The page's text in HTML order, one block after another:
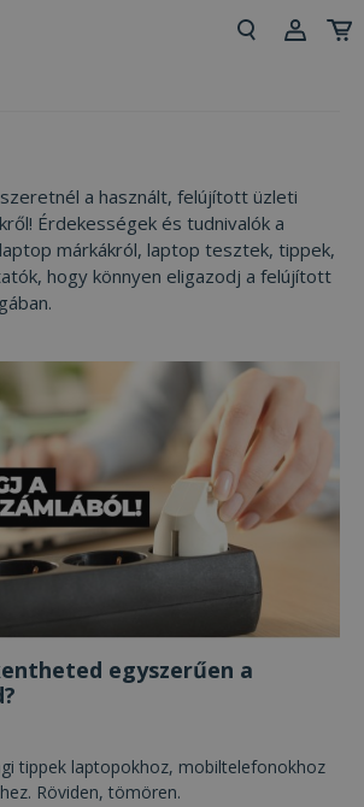
a használt, felújított üzleti
Érdekességek és tudnivalók a
márkákról, laptop tesztek, tippek,
hogy könnyen eligazodj a felújított
egyszerűen a
tippek laptopokhoz, mobiltelefonokhoz
Röviden, tömören.